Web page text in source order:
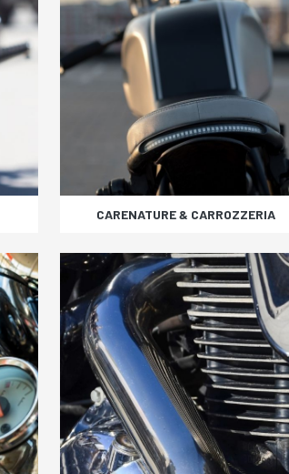
CARENATURE & CARROZZERIA